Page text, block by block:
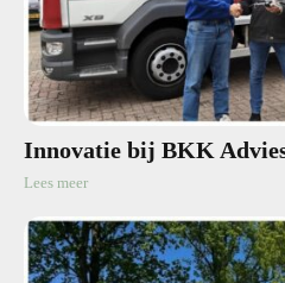
Innovatie bij BKK
Lees meer